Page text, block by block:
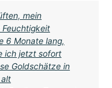
mein
6 Monate lang,
ich jetzt sofort
Goldschätze in